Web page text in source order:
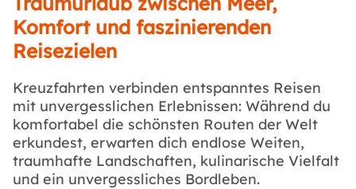
Komfort und faszinierenden
Reisezielen
Kreuzfahrten verbinden entspanntes Reisen
mit unvergesslichen Erlebnissen: Während du
komfortabel die schönsten Routen der Welt
erkundest, erwarten dich endlose Weiten,
traumhafte Landschaften, kulinarische Vielfalt
und ein unvergessliches Bordleben.